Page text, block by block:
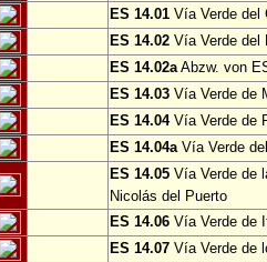
ES 14.01 Vía Verde del
ES 14.02 Vía Verde del
ES 14.02aAbzw. von
ES 14.03 Vía Verde de
ES 14.04Vía Verde de
ES 14.04aVía Verde
ES 14.05 Vía Verde de
Nicolás del Puerto
ES 14.06 Vía Verde de
ES 14.07 Vía Verde de